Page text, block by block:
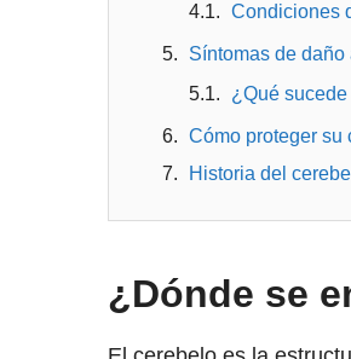
Condiciones
Síntomas de daño
¿Qué
Cómo proteger su
Historia del
¿Dónde se